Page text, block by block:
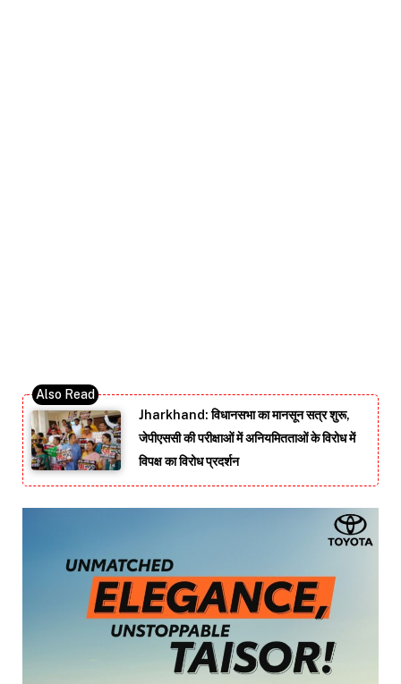
Jharkhand: विधानसभा का मानसून सत्र शुरू,
जेपीएससी की परीक्षाओं में अनियमितताओं के विरोध में
विपक्ष का विरोध प्रदर्शन